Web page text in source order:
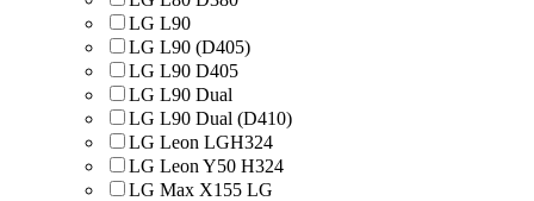
LG L90
LG L90 (D405)
LG L90 D405
LG L90 Dual
LG L90 Dual (D410)
LG Leon LGH324
LG Leon Y50 H324
LG Max X155 LG